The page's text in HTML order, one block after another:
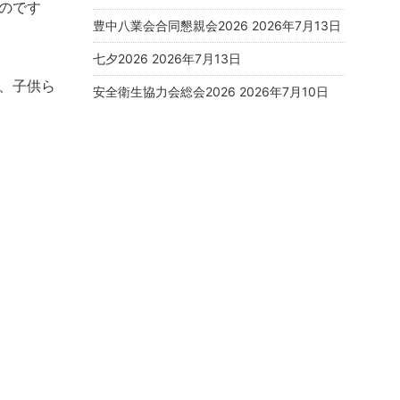
です
子供ら
豊中八業会合同懇親会2026 2026年7月13日
七夕2026 2026年7月13日
安全衛生協力会総会2026 2026年7月10日